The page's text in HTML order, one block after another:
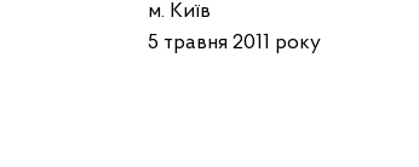
м. Київ
5 травня 2011 року